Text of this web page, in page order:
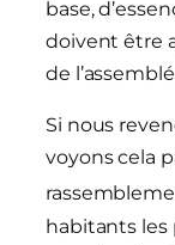
base,
doivent être
de
Si nous
voyons cela
habitants les